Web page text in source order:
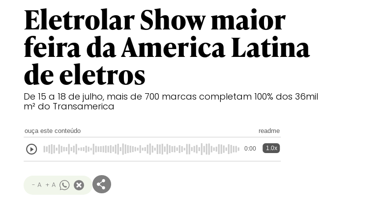
Eletrolar Show maior
feira da America Latina
de eletros
De 15 a 18 de julho, mais de 700 marcas completam 100% dos 36mil
m² do Transamerica
ouça este conteúdo readme
0:00 1.0x
- A + A